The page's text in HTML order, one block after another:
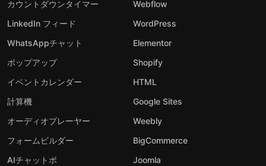
カウントダウンタイマー
LinkedIn フィード
WhatsAppチャット
ポップアップ
イベントカレンダー
計算機
オーディオプレーヤー
フォームビルダー
AIチャットボ
Webflow
WordPress
Elementor
Shopify
HTML
Google Sites
Weebly
BigCommerce
Joomla